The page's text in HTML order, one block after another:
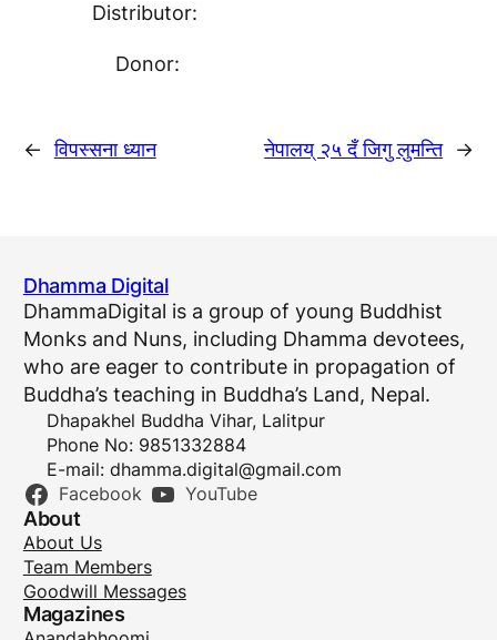
Distributor:
Donor:
← विपस्सना ध्यान नेपालय् २५ दँ जिगु लुमन्ति →
Dhamma Digital
DhammaDigital is a group of young Buddhist
Monks and Nuns, including Dhamma devotees,
who are eager to contribute in propagation of
Buddha’s teaching in Buddha’s Land, Nepal.
Dhapakhel Buddha Vihar, Lalitpur
Phone No: 9851332884
E-mail: dhamma.digital@gmail.com
Facebook YouTube
About
About Us
Team Members
Goodwill Messages
Magazines